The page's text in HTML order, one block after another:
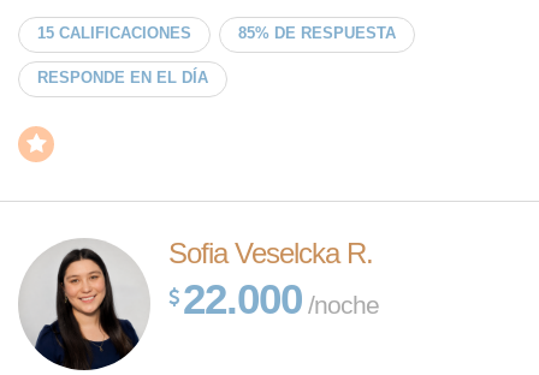
15 CALIFICACIONES 85% DE RESPUESTA
RESPONDE EN EL DÍA
Sofia Veselcka R.
22.000 /noche